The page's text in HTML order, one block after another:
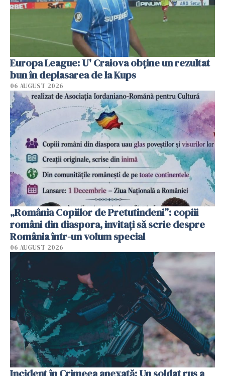
Europa League: U' Craiova obține un rezultat
bun în deplasarea de la Kups
06 AUGUST 2026
„România Copiilor de Pretutindeni”: copiii
români din diaspora, invitați să scrie despre
România într-un volum special
06 AUGUST 2026